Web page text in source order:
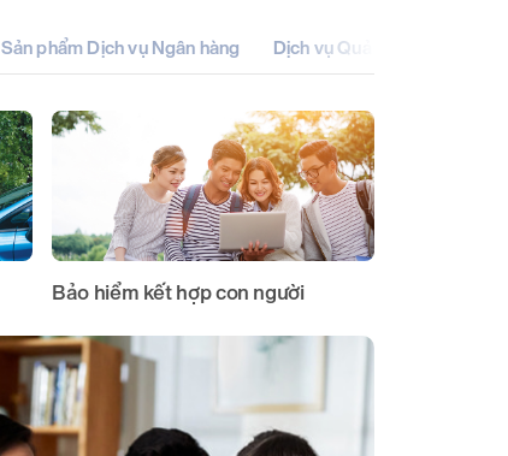
Sản phẩm Dịch vụ Ngân hàng Dịch vụ Quản lý và Khai thác
Bảo hiểm kết hợp con người